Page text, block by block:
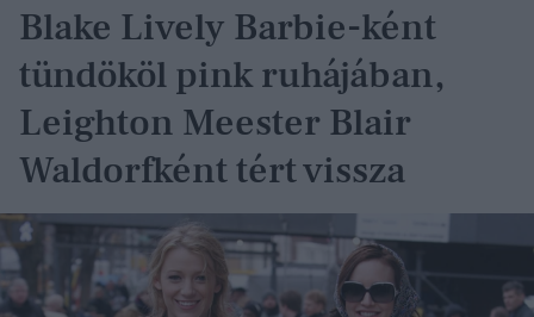
Blake Lively Barbie-ként
tündököl pink ruhájában,
Leighton Meester Blair
Waldorfként tért vissza